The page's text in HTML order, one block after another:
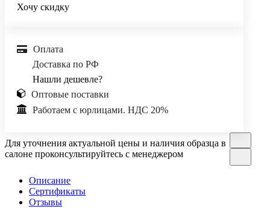
Хочу скидку
Оплата
Доставка по РФ
Нашли дешевле?
Оптовые поставки
Работаем с юрлицами. НДС 20%
Для уточнения актуальной цены и наличия образца в
салоне проконсультируйтесь с менеджером
Описание
Сертификаты
Отзывы